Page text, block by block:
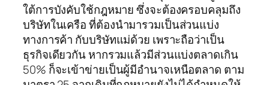
ใต้การบังคับใช้กฎหมาย ซึ่งจะต้องครอบคลุมถึง
บริษัทในเครือ ที่ต้องนำมารวมเป็นส่วนแบ่ง
ทางการค้า กับบริษัทแม่ด้วย เพราะถือว่าเป็น
ธุรกิจเดียวกัน หากรวมแล้วมีส่วนแบ่งตลาดเกิน
50% ก็จะเข้าข่ายเป็นผู้มีอำนาจเหนือตลาด ตาม